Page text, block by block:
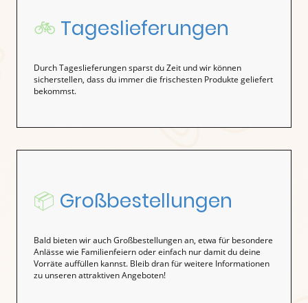
🚲 Tageslieferungen
Durch Tageslieferungen sparst du Zeit und wir können
sicherstellen, dass du immer die frischesten Produkte geliefert
bekommst.
📦 Großbestellungen
Bald bieten wir auch Großbestellungen an, etwa für besondere
Anlässe wie Familienfeiern oder einfach nur damit du deine
Vorräte auffüllen kannst. Bleib dran für weitere Informationen
zu unseren attraktiven Angeboten!